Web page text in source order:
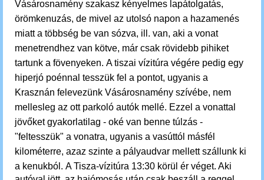
Vásárosnamény szakasz kényelmes lapátolgatás,
örömkenuzás, de mivel az utolsó napon a hazamenés
miatt a többség be van sózva, ill. van, aki a vonat
menetrendhez van kötve, már csak rövidebb pihiket
tartunk a fövenyeken. A tiszai vízitúra végére pedig egy
hiperjó poénnal tesszük fel a pontot, ugyanis a
Krasznán felevezünk Vásárosnamény szívébe, nem
mellesleg az ott parkoló autók mellé. Ezzel a vonattal
jövőket gyakorlatilag - oké van benne túlzás -
"feltesszük" a vonatra, ugyanis a vasúttól másfél
kilométerre, azaz szinte a pályaudvar mellett szállunk ki
a kenukból. A Tisza-vízitúra 13:30 körül ér véget. Aki